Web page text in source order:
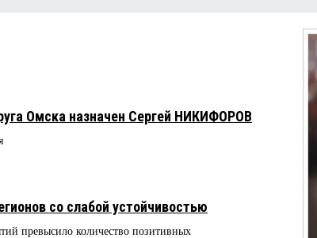
Омска назначен Сергей НИКИФОРОВ
со слабой устойчивостью
превысило количество позитивных